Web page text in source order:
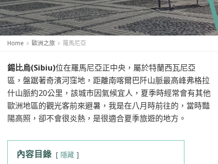
Home 歐洲之旅 羅馬尼亞
錫比烏(Sibiu)位在羅馬尼亞正中央，屬於特蘭西瓦尼亞
區，盤踞著奇濱河窪地，距離南喀爾巴阡山脈最高峰弗格拉
什山脈約20公里，該城市因氣候宜人，夏季時經常會有其他
歐洲地區的觀光客前來避暑，我是在八月時前往的，當時豔
陽高照，卻不會很炎熱，是很適合夏季旅遊的地方。
內容目錄 隱藏